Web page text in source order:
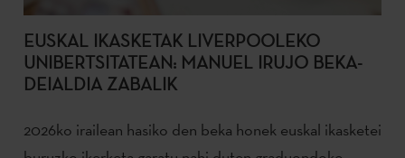
EUSKAL IKASKETAK LIVERPOOLEKO
UNIBERTSITATEAN: MANUEL IRUJO BEKA-
DEIALDIA ZABALIK
2026ko irailean hasiko den beka honek euskal ikasketei